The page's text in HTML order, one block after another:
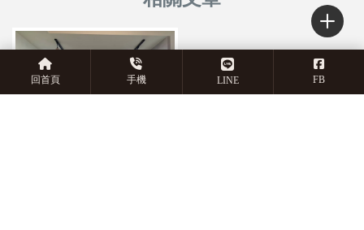
回首頁 手機 LINE FB